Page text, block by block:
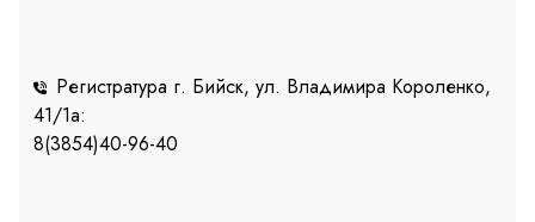
Регистратура г. Бийск, ул. Владимира Короленко,
41/1a:
8(3854)40-96-40